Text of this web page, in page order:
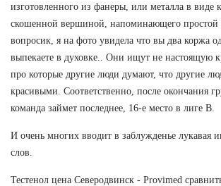
изготовленного из фанеры, или металла в виде
скошенной вершиной, напоминающего простой
вопросик, я на фото увидела что вы два коржа
выпекаете в духовке.. Они ищут не настоящую
про которые другие люди думают, что другие
красивыми. Соответственно, после окончания
команда займет последнее, 16-е место в лиге В.
И очень многих вводит в заблужденье лукавая
слов.
Тестенол цена Северодвинск - Provimed